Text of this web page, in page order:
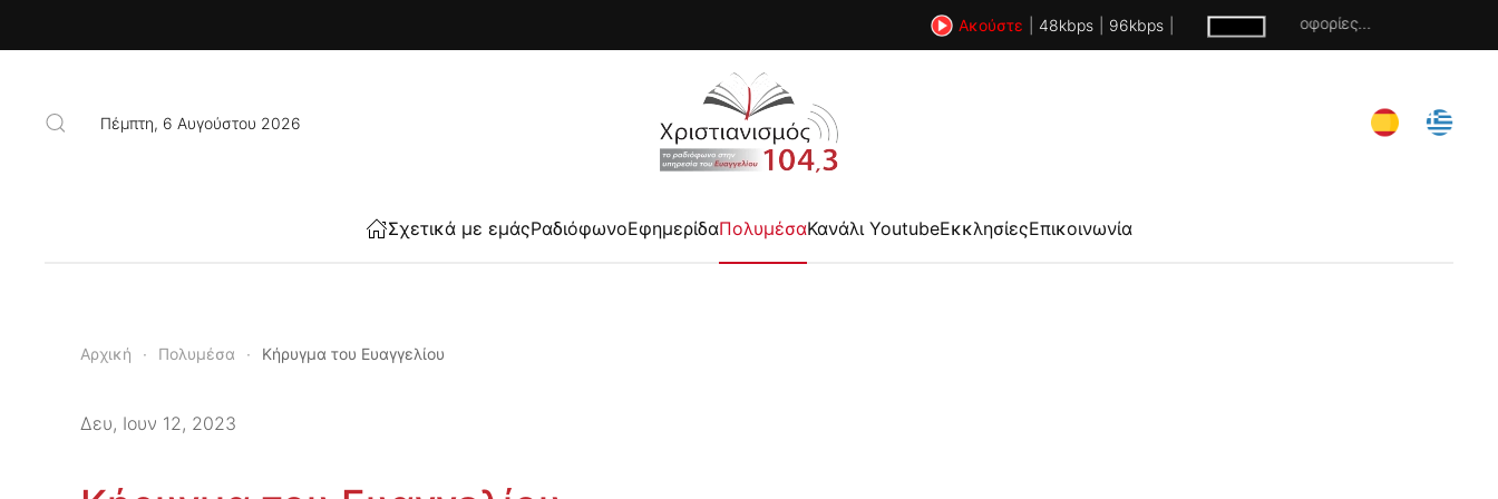
Ακούστε 48kbps 96kbps Χωρίς πληροφορίες...
Πέμπτη, 6 Αυγούστου 2026
Σχετικά με εμάςΡαδιόφωνοΕφημερίδαΠολυμέσαΚανάλι YoutubeΕκκλησίεςΕπικοινωνία
Αρχική Πολυμέσα Κήρυγμα του Ευαγγελίου
Δευ, Ιουν 12, 2023